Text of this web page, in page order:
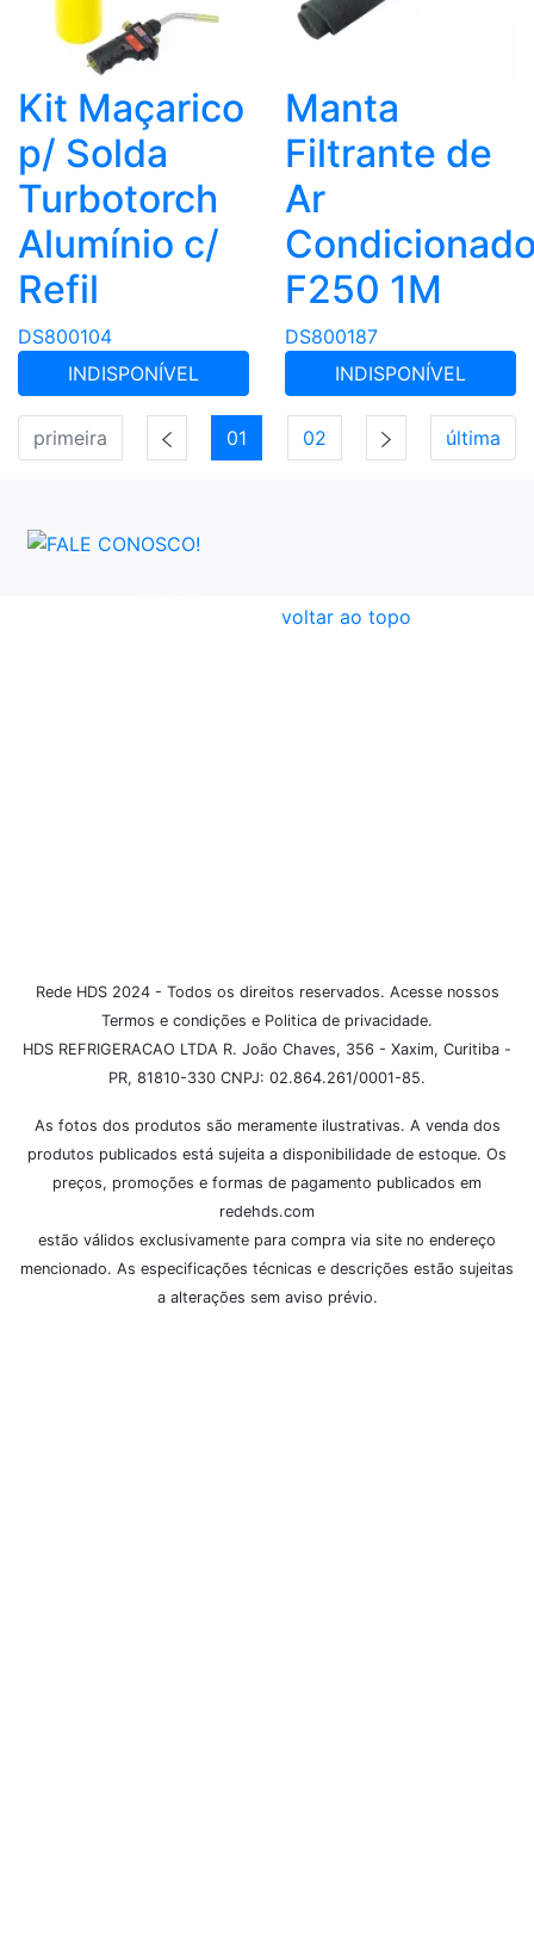
Kit Maçarico
p/ Solda
Turbotorch
Alumínio c/
Refil
DS800104
INDISPONÍVEL
Manta
Filtrante de
Ar
F250 1M
DS800187
INDISPONÍVEL
primeira 01 02 última
voltar ao topo
Rede HDS 2024 - Todos os direitos reservados. Acesse nossos
Termos e condições e Politica de privacidade.
HDS REFRIGERACAO LTDA R. João Chaves, 356 - Xaxim, Curitiba -
PR, 81810-330 CNPJ: 02.864.261/0001-85.
As fotos dos produtos são meramente ilustrativas. A venda dos
produtos publicados está sujeita a disponibilidade de estoque. Os
preços, promoções e formas de pagamento publicados em
redehds.com
estão válidos exclusivamente para compra via site no endereço
mencionado. As especificações técnicas e descrições estão sujeitas
a alterações sem aviso prévio.